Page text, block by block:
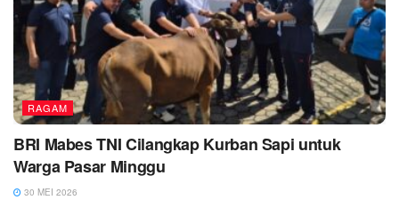
RAGAM
BRI Mabes TNI Cilangkap Kurban Sapi untuk
Warga Pasar Minggu
30 MEI 2026